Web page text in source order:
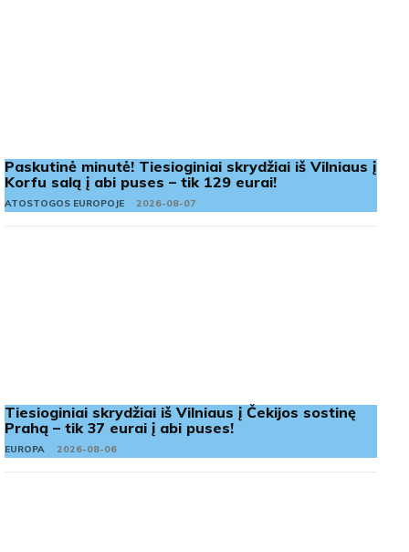
Paskutinė minutė! Tiesioginiai skrydžiai iš Vilniaus į
Korfu salą į abi puses – tik 129 eurai!
ATOSTOGOS EUROPOJE 2026-08-07
Tiesioginiai skrydžiai iš Vilniaus į Čekijos sostinę
Prahą – tik 37 eurai į abi puses!
EUROPA 2026-08-06